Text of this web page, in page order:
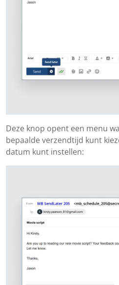
Deze knop opent een menu
bepaalde verzendtijd kunt
datum kunt instellen: